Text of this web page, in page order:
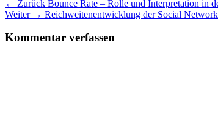
Beitragsnavigation
← Zurück Vorheriger
Beitrag:
Bounce Rate – Rolle und Interpretation in
Weiter → Nächster
Reichweitenentwicklung der Social
Kommentar verfassen